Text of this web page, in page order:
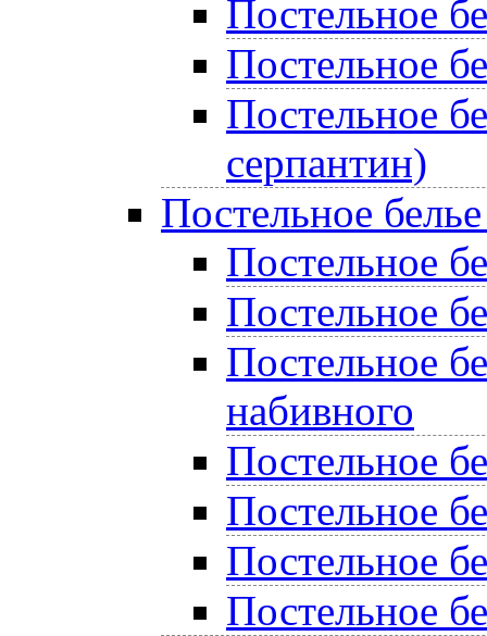
Постельное
Постельное
Постельное
серпантин)
Постельное
Постельное
Постельное
Постельное
набивного
Постельное
Постельное
Постельное
Постельное